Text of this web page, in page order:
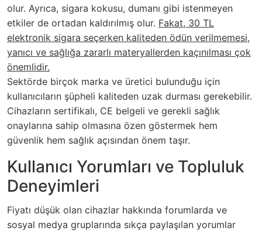
olur. Ayrıca, sigara kokusu, dumanı gibi istenmeyen
etkiler de ortadan kaldırılmış olur. Fakat, 30 TL
elektronik sigara seçerken kaliteden ödün verilmemesi,
yanıcı ve sağlığa zararlı materyallerden kaçınılması çok
önemlidir.
Sektörde birçok marka ve üretici bulunduğu için
kullanıcıların şüpheli kaliteden uzak durması gerekebilir.
Cihazların sertifikalı, CE belgeli ve gerekli sağlık
onaylarına sahip olmasına özen göstermek hem
güvenlik hem sağlık açısından önem taşır.
Kullanıcı Yorumları ve Topluluk
Deneyimleri
Fiyatı düşük olan cihazlar hakkında forumlarda ve
sosyal medya gruplarında sıkça paylaşılan yorumlar